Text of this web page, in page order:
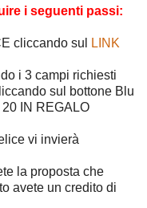
i seguenti passi:
cliccando sul LINK
i 3 campi richiesti
sul bottone Blu
IN REGALO
vi invierà
la proposta che
avete un credito di